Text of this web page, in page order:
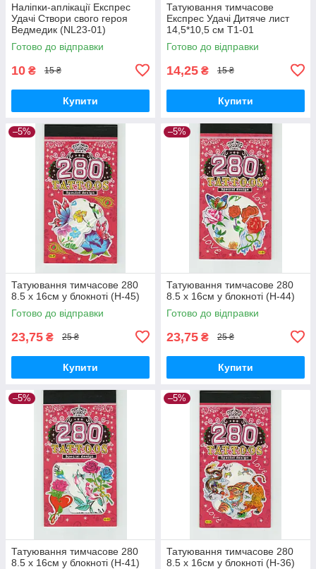
Наліпки-аплікації Експрес
Удачі Створи свого героя
Ведмедик (NL23-01)
Готово до відправки
10 ₴ 15 ₴
Купити
Татуювання тимчасове
Експрес Удачі Дитяче лист
14,5*10,5 см Т1-01
Готово до відправки
14,25 ₴ 15 ₴
Купити
–5%
Татуювання тимчасове 280
8.5 х 16см у блокноті (H-45)
Готово до відправки
23,75 ₴ 25 ₴
Купити
–5%
Татуювання тимчасове 280
8.5 х 16см у блокноті (H-44)
Готово до відправки
23,75 ₴ 25 ₴
Купити
–5%
Татуювання тимчасове 280
8.5 х 16см у блокноті (H-41)
–5%
Татуювання тимчасове 280
8.5 х 16см у блокноті (H-36)